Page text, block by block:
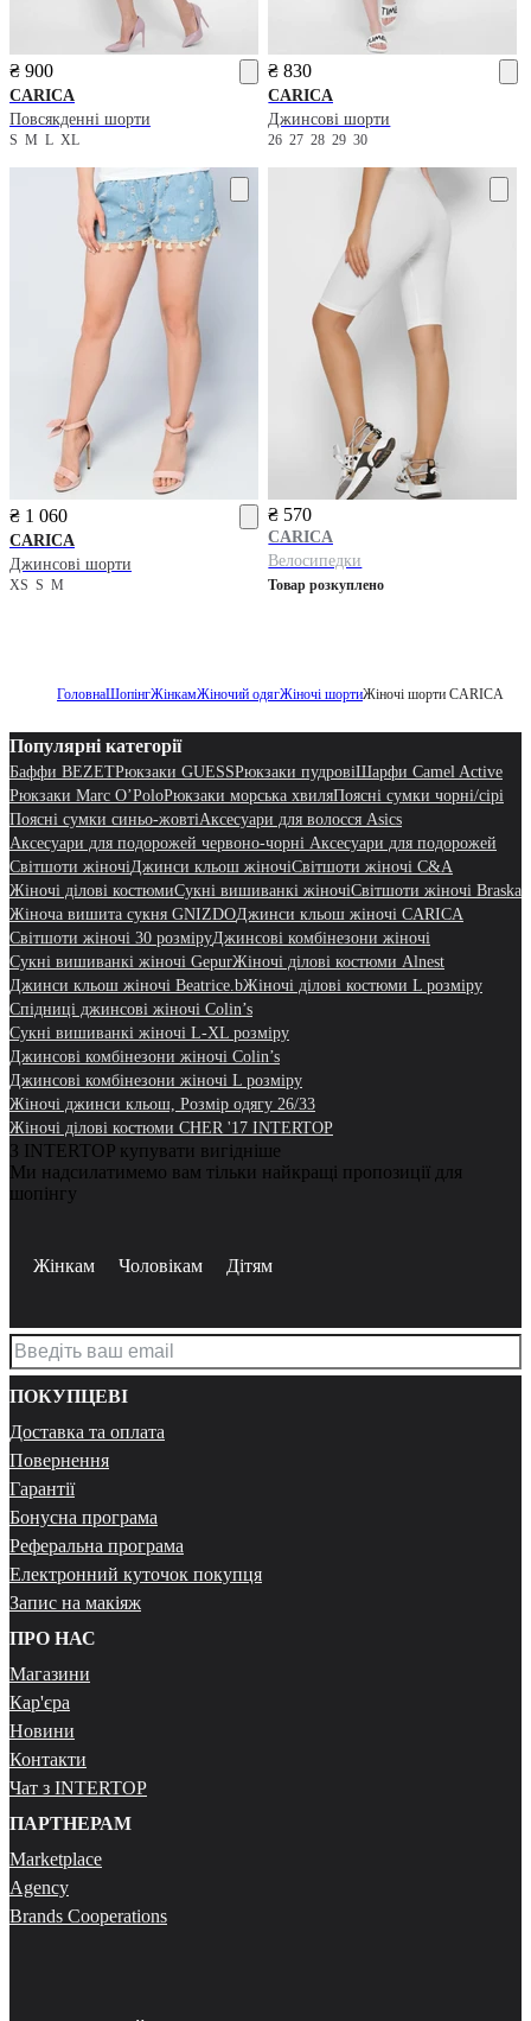
₴ 900
CARICA
Повсякденні шорти
S M L XL
₴ 830
CARICA
Джинсові шорти
2627282930
₴ 1 060
CARICA
Джинсові шорти
XS S M
₴ 570
CARICA
Велосипедки
Товар розкуплено
ГоловнаШопінгЖінкамЖіночий одягЖіночі шортиЖіночі шорти CARICA
Популярні категорії
Баффи BEZETРюкзаки GUESSРюкзаки пудровіШарфи Camel Active
Рюкзаки Marc O’PoloРюкзаки морська хвиляПоясні сумки чорні/сірі
Поясні сумки синьо-жовтіАксесуари для волосся Asics
Аксесуари для подорожей червоно-чорні Аксесуари для подорожей
Світшоти жіночіДжинси кльош жіночіСвітшоти жіночі C&A
Жіночі ділові костюмиСукні вишиванкі жіночіСвітшоти жіночі Braska
Жіноча вишита сукня GNIZDOДжинси кльош жіночі CARICA
Світшоти жіночі 30 розміруДжинсові комбінезони жіночі
Сукні вишиванкі жіночі GepurЖіночі ділові костюми Alnest
Джинси кльош жіночі Beatrice.bЖіночі ділові костюми L розміру
Спідниці джинсові жіночі Colin’s
Сукні вишиванкі жіночі L-XL розміру
Джинсові комбінезони жіночі Colin’s
Джинсові комбінезони жіночі L розміру
Жіночі джинси кльош, Розмір одягу 26/33
Жіночі ділові костюми CHER '17 INTERTOP
З INTERTOP купувати вигідніше
Ми надсилатимемо вам тільки найкращі пропозиції для
шопінгу
Жінкам Чоловікам Дітям
ПОКУПЦЕВІ
Доставка та оплата
Повернення
Гарантії
Бонусна програма
Реферальна програма
Електронний куточок покупця
Запис на макіяж
ПРО НАС
Магазини
Кар'єра
Новини
Контакти
Чат з INTERTOP
ПАРТНЕРАМ
Marketplace
Agency
Brands Cooperations